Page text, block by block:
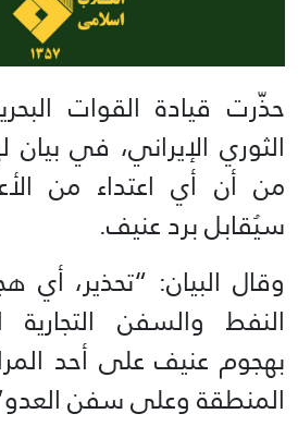
حذّرت قيادة القوات
الثوري الإيراني، في
من أن أي اعتداء من
سيُقابل برد عنيف.
وقال البيان: “تحذير،
النفط والسفن التجارية
بهجوم عنيف على أحد
المنطقة وعلى سفن